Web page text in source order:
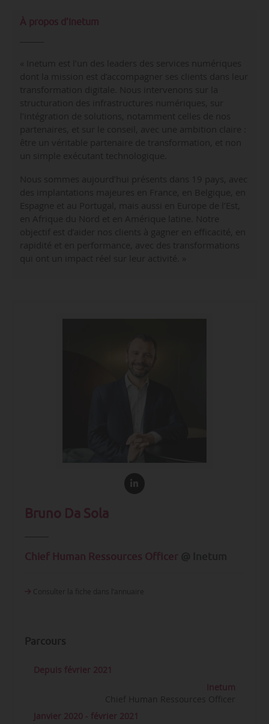
À propos d’Inetum
Bruno Da Sola
Chief Human Ressources Officer
Parcours
Depuis février 2021
Inetum
Chief Human Ressources Officer
Janvier 2020 - février 2021